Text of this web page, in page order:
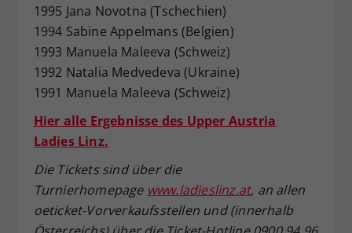
1995 Jana Novotna (Tschechien)
1994 Sabine Appelmans (Belgien)
1993 Manuela Maleeva (Schweiz)
1992 Natalia Medvedeva (Ukraine)
1991 Manuela Maleeva (Schweiz)
Hier alle Ergebnisse des Upper Austria
Ladies Linz.
Die Tickets sind über die
Turnierhomepage www.ladieslinz.at, an allen
oeticket-Vorverkaufsstellen und (innerhalb